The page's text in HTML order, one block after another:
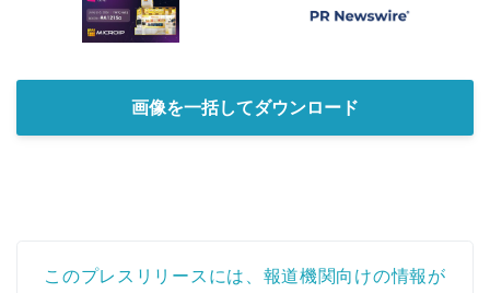
画像を一括してダウンロード
このプレスリリースには、報道機関向けの情報が